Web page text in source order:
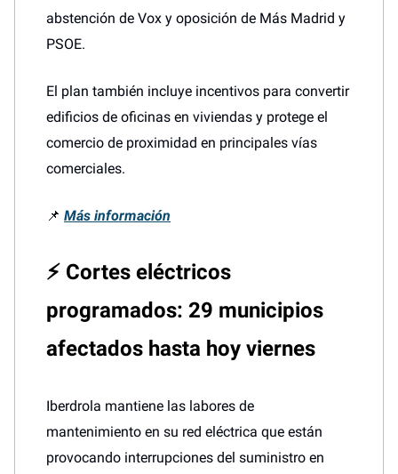
abstención de Vox y oposición de Más Madrid y
PSOE.
El plan también incluye incentivos para convertir
edificios de oficinas en viviendas y protege el
comercio de proximidad en principales vías
comerciales.
📌 Más información
⚡ Cortes eléctricos
programados: 29 municipios
afectados hasta hoy viernes
Iberdrola mantiene las labores de
mantenimiento en su red eléctrica que están
provocando interrupciones del suministro en